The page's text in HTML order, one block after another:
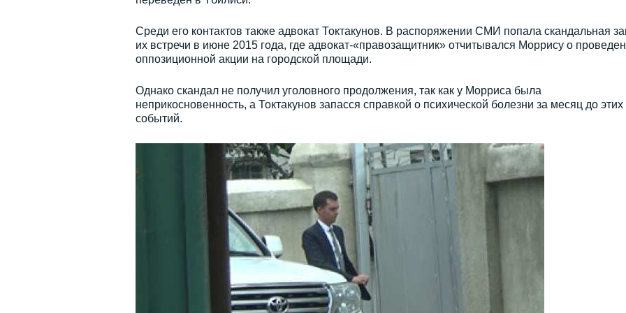
Среди его контактов также адвокат Токтакунов. В распоряжении СМИ попала скандальная
их встречи в июне 2015 года, где адвокат-«правозащитник» отчитывался Моррису о
оппозиционной акции на городской площади.
Однако скандал не получил уголовного продолжения, так как у Морриса была
неприкосновенность, а Токтакунов запасся справкой о психической болезни за месяц до этих
событий.